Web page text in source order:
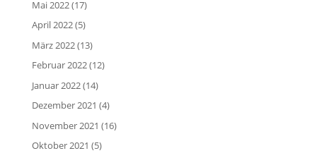
Mai 2022(17)
April 2022(5)
März 2022(13)
Februar 2022(12)
Januar 2022(14)
Dezember 2021 (4)
November 2021 (16)
Oktober 2021 (5)